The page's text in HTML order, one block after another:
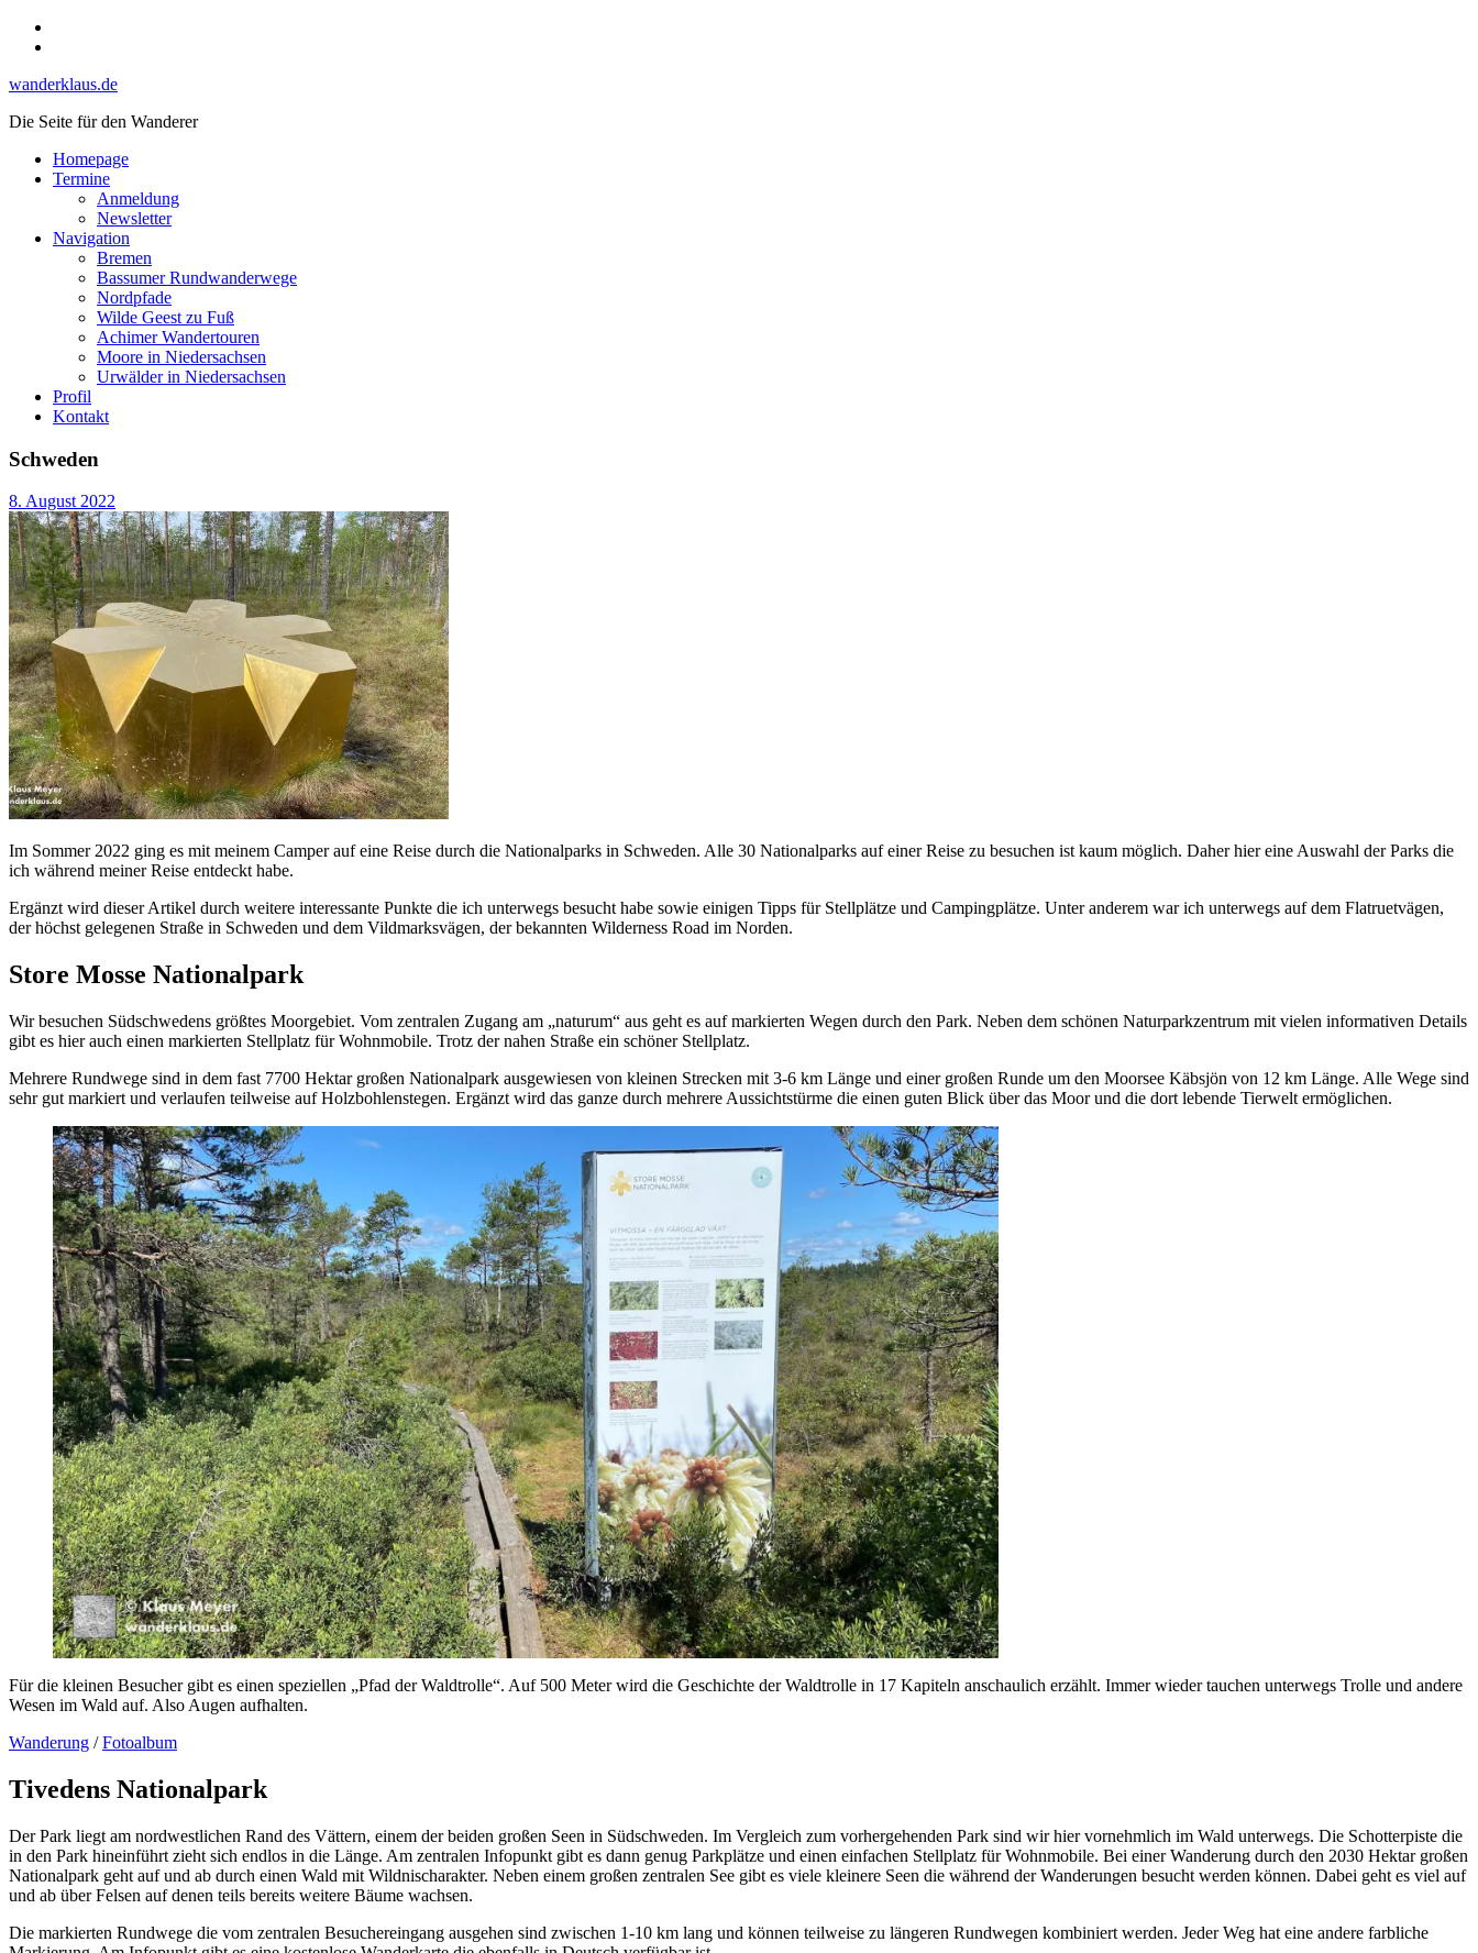
Skip
wanderklaus.de
Die Seite für den Wanderer
Homepage
Termine
Anmeldung
Newsletter
Navigation
Bremen
Bassumer Rundwanderwege
Nordpfade
Wilde Geest zu Fuß
Achimer Wandertouren
Moore in Niedersachsen
Urwälder in Niedersachsen
Profil
Kontakt
Schweden
8. August 2022
Im Sommer 2022 ging es mit meinem Camper auf eine Reise durch die Nationalparks in Schweden. Alle 30 Nationalparks auf einer Reise zu besuchen ist kaum möglich. Daher hier eine Auswahl der Parks die
ich während meiner Reise entdeckt habe.
Ergänzt wird dieser Artikel durch weitere interessante Punkte die ich unterwegs besucht habe sowie einigen Tipps für Stellplätze und Campingplätze. Unter anderem war ich unterwegs auf dem Flatruetvägen,
der höchst gelegenen Straße in Schweden und dem Vildmarksvägen, der bekannten Wilderness Road im Norden.
Store Mosse Nationalpark
Wir besuchen Südschwedens größtes Moorgebiet. Vom zentralen Zugang am „naturum“ aus geht es auf markierten Wegen durch den Park. Neben dem schönen Naturparkzentrum mit vielen informativen Details
gibt es hier auch einen markierten Stellplatz für Wohnmobile. Trotz der nahen Straße ein schöner Stellplatz.
Mehrere Rundwege sind in dem fast 7700 Hektar großen Nationalpark ausgewiesen von kleinen Strecken mit 3-6 km Länge und einer großen Runde um den Moorsee Käbsjön von 12 km Länge. Alle Wege sind
sehr gut markiert und verlaufen teilweise auf Holzbohlenstegen. Ergänzt wird das ganze durch mehrere Aussichtstürme die einen guten Blick über das Moor und die dort lebende Tierwelt ermöglichen.
Für die kleinen Besucher gibt es einen speziellen „Pfad der Waldtrolle“. Auf 500 Meter wird die Geschichte der Waldtrolle in 17 Kapiteln anschaulich erzählt. Immer wieder tauchen unterwegs Trolle und andere
Wesen im Wald auf. Also Augen aufhalten.
Wanderung /Fotoalbum
Tivedens Nationalpark
Der Park liegt am nordwestlichen Rand des Vättern, einem der beiden großen Seen in Südschweden. Im Vergleich zum vorhergehenden Park sind wir hier vornehmlich im Wald unterwegs. Die Schotterpiste die
in den Park hineinführt zieht sich endlos in die Länge. Am zentralen Infopunkt gibt es dann genug Parkplätze und einen einfachen Stellplatz für Wohnmobile. Bei einer Wanderung durch den 2030 Hektar großen
Nationalpark geht auf und ab durch einen Wald mit Wildnischarakter. Neben einem großen zentralen See gibt es viele kleinere Seen die während der Wanderungen besucht werden können. Dabei geht es viel auf
und ab über Felsen auf denen teils bereits weitere Bäume wachsen.
Die markierten Rundwege die vom zentralen Besuchereingang ausgehen sind zwischen 1-10 km lang und können teilweise zu längeren Rundwegen kombiniert werden. Jeder Weg hat eine andere farbliche